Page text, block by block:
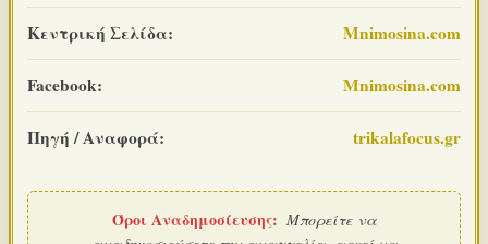
Κεντρική Σελίδα: Mnimosina.com
Facebook: Mnimosina.com
Πηγή / Αναφορά: trikalafocus.gr
Όροι Αναδημοσίευσης: Μπορείτε να